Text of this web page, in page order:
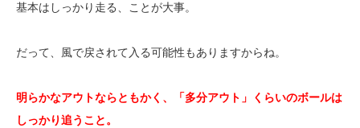
基本はしっかり走る、ことが大事。
だって、風で戻されて入る可能性もありますからね。
明らかなアウトならともかく、「多分アウト」くらいのボールは
しっかり追うこと。